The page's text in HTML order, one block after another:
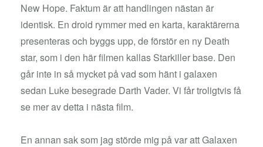
New Hope. Faktum är att handlingen nästan är
identisk. En droid rymmer med en karta, karaktärerna
presenteras och byggs upp, de förstör en ny Death
star, som i den här filmen kallas Starkiller base. Den
går inte in så mycket på vad som hänt i galaxen
sedan Luke besegrade Darth Vader. Vi får troligtvis få
se mer av detta i nästa film.
En annan sak som jag störde mig på var att Galaxen